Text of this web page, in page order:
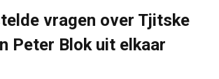
vragen over Tjitske
Peter Blok uit elkaar